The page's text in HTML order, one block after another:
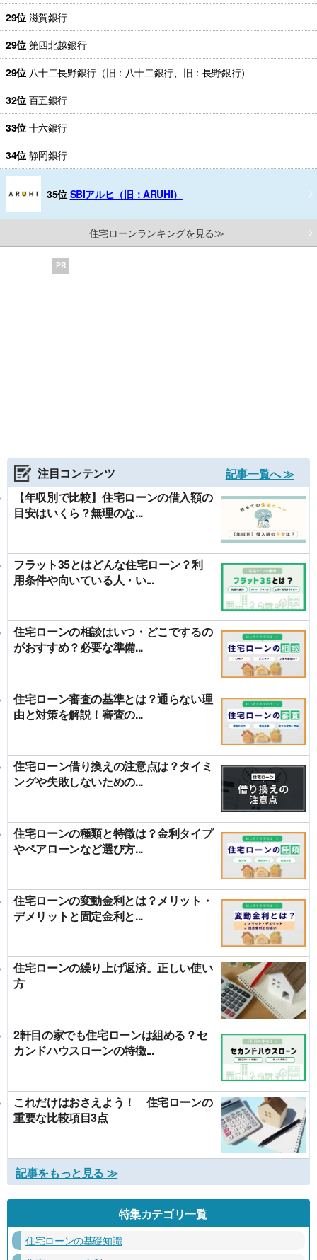
29位 滋賀銀行
29位 第四北越銀行
29位 八十二長野銀行（旧：八十二銀行、旧：長野銀行）
32位 百五銀行
33位 十六銀行
34位 静岡銀行
35位 SBIアルヒ（旧：ARUHI）
住宅ローンランキングを見る≫
PR
注目コンテンツ
記事一覧へ ≫
【年収別で比較】住宅ローンの借入額の
目安はいくら？無理のな...
フラット35とはどんな住宅ローン？利
用条件や向いている人・い...
住宅ローンの相談はいつ・どこでするの
がおすすめ？必要な準備...
住宅ローン審査の基準とは？通らない理
由と対策を解説！審査の...
住宅ローン借り換えの注意点は？タイミ
ングや失敗しないための...
住宅ローンの種類と特徴は？金利タイプ
やペアローンなど選び方...
住宅ローンの変動金利とは？メリット・
デメリットと固定金利と...
住宅ローンの繰り上げ返済。正しい使い
方
2軒目の家でも住宅ローンは組める？セ
カンドハウスローンの特徴...
これだけはおさえよう！ 住宅ローンの
重要な比較項目3点
記事をもっと見る ≫
特集カテゴリ一覧
住宅ローンの基礎知識